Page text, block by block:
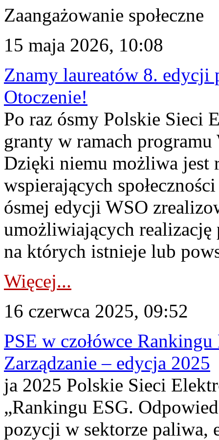
Zaangażowanie społeczne
15 maja 2026, 10:08
Znamy laureatów 8.
Otoczenie!
Po raz ósmy Polskie Sieci
granty w ramach
Dzięki niemu możliwa jest
wspierających
ósmej edycji WSO
umożliwiających realizację
na których istnieje lub
Więcej...
16 czerwca 2025, 09:52
PSE w czołówce
Zarządzanie – edycja 2025
ja 2025 Polskie Sieci
„Rankingu ESG.
pozycji w sektorze paliwa,